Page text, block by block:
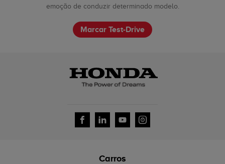
emoção de conduzir determinado modelo.
Marcar Test-Drive
Carros